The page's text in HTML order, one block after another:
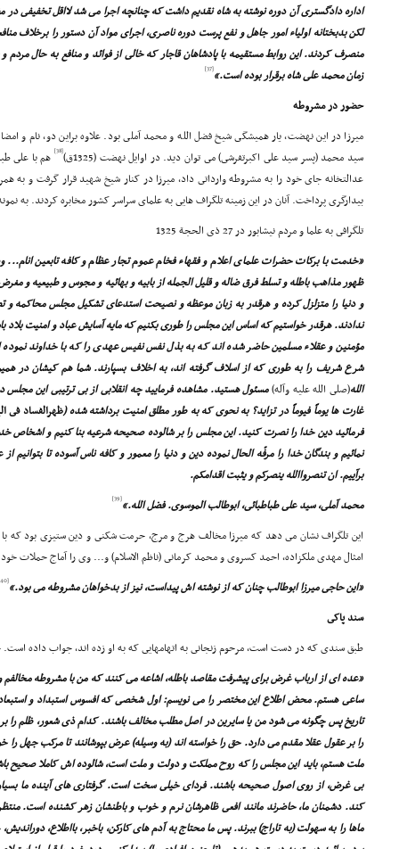
اداره دادگسترى آن دوره نوشته به شاه نقدیم داشت که چنانچه اجرا مى شد لااقل تخفیفى
لکن بدبختانه اولیاء امور جاهل و نفع پرست دوره ناصرى، اجراى مواد آن دستور را برخلاف
منصرف کردند. این روابط مستقیمه با پادشاهان قاجار که خالى از فوائد و منافع به حال مردم
زمان محمد على شاه برقرار بوده است.»[37]
حضور در مشروطه
میرزا در این نهضت، یار همیشگى شیخ فضل الله و محمد آملى بود. علاوه براین دو، نام و
سید محمد (پسر سید على اکبرتفرشى) مى توان دید. در اوایل نهضت (1325ق)
[38]
هم با على
عدالتخانه جاى خود را به مشروطه وارداتى داد، میرزا در کنار شیخ شهید قرار گرفت و به
بیدارگرى پرداخت. آنان در این زمینه تلگراف هایى به علماى سراسر کشور مخابره کردند. به
تلگرافى به علما و مردم نیشابور در 27 ذى الحجة 1325
«خدمت با برکات حضرات علماى اعلام و فقهاء فخام عموم تجار عظام و کافه تابعین
ظهور مذاهب باطله و تسلط فرق ضاله و قلیل الجمله از بابیه و بهائیه و مجوس و طبیعیه و
و دنیا را متزلزل کرده و هرقدر به زبان موعظه و نصیحت استدعاى تشکیل مجلس محاکمه و
ندادند. هرقدر خواستیم که اساس این مجلس را طورى بکنیم که مایه آسایش عباد و امنیت
مؤمنین و عقلاء مسلمین حاضر شده اند که به بذل نفس نفیس عهدى را که با خداوند نموده
شرع شریف را به طورى که از اسلاف گرفته اند، به اخلاف بسپارند. شما هم کیشان در
الله(صلى الله علیه وآله)مسئول هستید. مشاهده فرمایید چه انقلابى از بى ترتیبى این
غارت ها یوماً فیوماً در تزاید؟ به نحوى که به طور مطلق امنیت برداشته شده (ظهرالفساد فى
فرمائید دین خدا را نصرت کنید. این مجلس را بر شالوده صحیحه شرعیه بنا کنیم و اشخاص
نمائیم و بندگان خدا را مرفّه الحال نموده دین و دنیا را معمور و کافه ناس آسوده تا بتوانیم
برآییم. ان تنصرواالله ینصرکم و یثبت اقدامکم.
محمد آملى، سید على طباطبائى، ابوطالب الموسوى. فضل الله.»[39]
این تلگراف نشان مى دهد که میرزا مخالف هرج و مرج، حرمت شکنى و دین ستیزى بود که
امثال مهدى ملکزاده، احمد کسروى و محمد کرمانى (ناظم الاسلام) و... وى را آماج حملات
«این حاجى میرزا ابوطالب چنان که از نوشته اش پیداست، نیز از بدخواهان مشروطه مى بود.»[40]
سند پاکى
طبق سندى که در دست است، مرحوم زنجانى به اتهامهایى که به او زده اند، جواب داده است.
«عده اى از ارباب غرض براى پیشرفت مقاصد باطله، اشاعه مى کنند که من با مشروطه
ساعى هستم. محض اطلاع این مختصر را مى نویسم: اول شخصى که افسوس استبداد و
تاریخ پس چگونه مى شود من یا سایرین در اصل مطلب مخالف باشند. کدام ذى شعور، ظلم را
را بر عقول عقلا مقدم مى دارد. حق را خواسته اند (به وسیله) عرض بپوشانند تا مرکب جهل
ملت هستم، باید این مجلس را که روح مملکت و دولت و ملت است، شالوده اش کاملا صحیح
بى غرض، از روى اصول صحیحه باشند. فرداى خیلى سخت است. گرفتارى هاى آینده ما
کند. دشمنان ما، حاضرند مانند افعى ظاهرشان نرم و خوب و باطنشان زهر کشنده است.
ماها را به سهولت (به تاراج) ببرند. پس ما محتاج به آدم هاى کارکن، باخبر، بااطلاع،